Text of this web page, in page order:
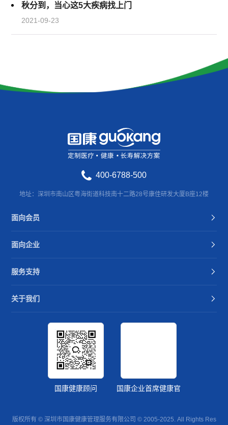
秋分到，当心这5大疾病找上门
2021-09-23
400-6788-500
地址：深圳市南山区粤海街道科技南十二路28号康佳研发大厦B座12楼
面向会员
面向企业
服务支持
关于我们
国康健康顾问 国康企业首席健康官
版权所有 © 深圳市国康健康管理服务有限公司 © 2005-2025. All Rights Res